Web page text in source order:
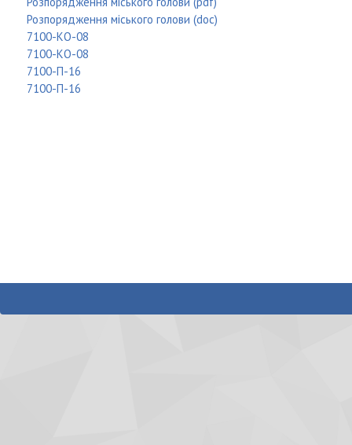
Розпорядження міського голови (doc)
7100-КО-08
7100-КО-08
7100-П-16
7100-П-16